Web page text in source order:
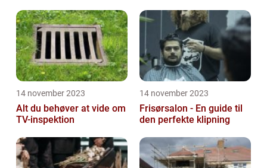
14 november 2023
Alt du behøver at vide om
TV-inspektion
14 november 2023
Frisørsalon - En guide til
den perfekte klipning